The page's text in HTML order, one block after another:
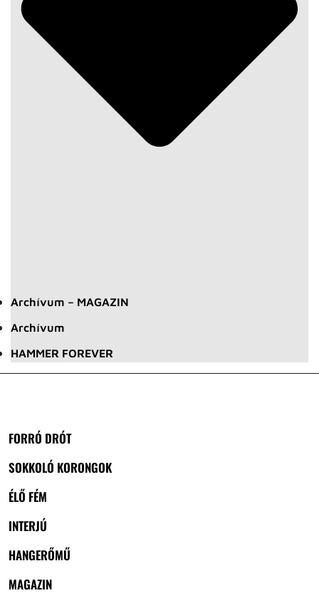
Archívum – MAGAZIN
Archívum
HAMMER FOREVER
FORRÓ DRÓT
SOKKOLÓ KORONGOK
ÉLŐ FÉM
INTERJÚ
HANGERŐMŰ
MAGAZIN